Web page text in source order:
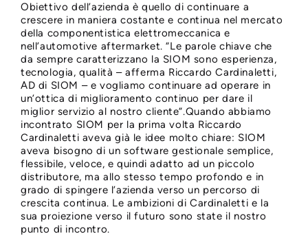
Obiettivo dell’azienda è quello di continuare a
crescere in maniera costante e continua nel mercato
della componentistica elettromeccanica e
nell’automotive aftermarket. “Le parole chiave che
da sempre caratterizzano la SIOM sono esperienza,
tecnologia, qualità – afferma Riccardo Cardinaletti,
AD di SIOM – e vogliamo continuare ad operare in
un’ottica di miglioramento continuo per dare il
miglior servizio al nostro cliente”.Quando abbiamo
incontrato SIOM per la prima volta Riccardo
Cardinaletti aveva già le idee molto chiare: SIOM
aveva bisogno di un software gestionale semplice,
flessibile, veloce, e quindi adatto ad un piccolo
distributore, ma allo stesso tempo profondo e in
grado di spingere l’azienda verso un percorso di
crescita continua. Le ambizioni di Cardinaletti e la
sua proiezione verso il futuro sono state il nostro
punto di incontro.